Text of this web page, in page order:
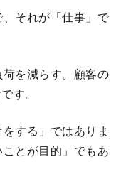
それが「仕事」で
を減らす。顧客の
す。
する」ではありま
とが目的」でもあ